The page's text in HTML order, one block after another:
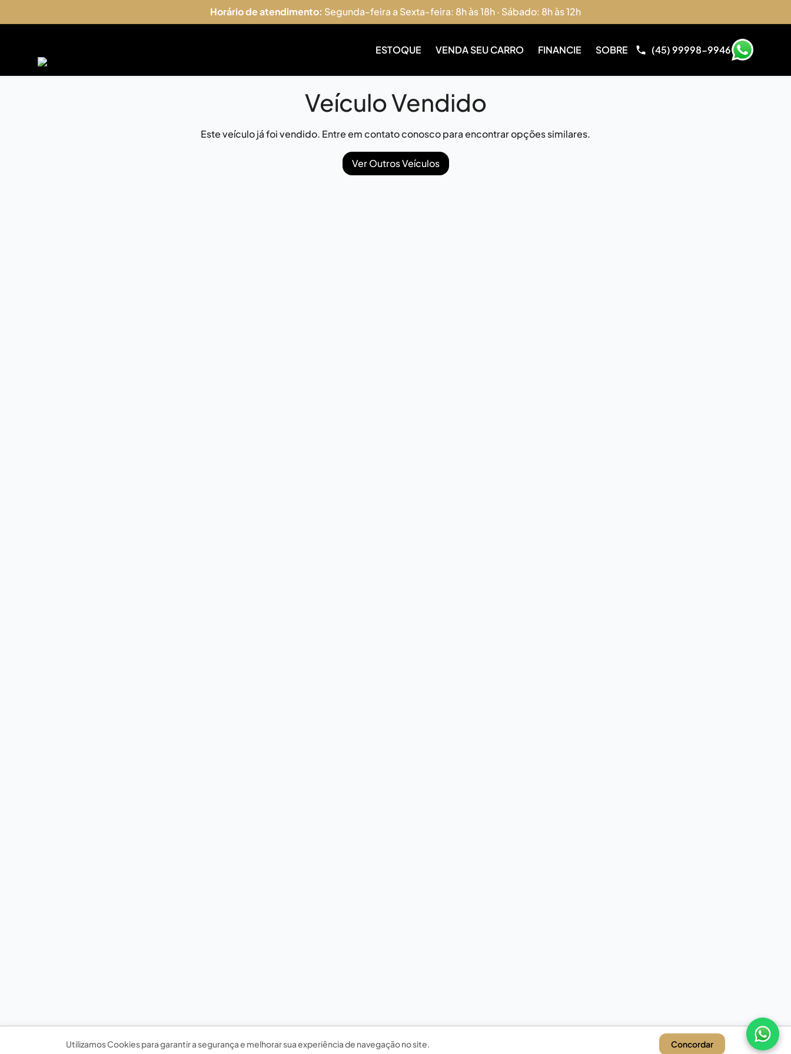
Horário de atendimento: Segunda-feira a Sexta-feira: 8h às 18h · Sábado: 8h às 12h
ESTOQUE VENDA SEU CARRO FINANCIE SOBRE (45) 99998-9946
Veículo Vendido
Este veículo já foi vendido. Entre em contato conosco para encontrar opções similares.
Ver Outros Veículos
Utilizamos Cookies para garantir a segurança e melhorar sua experiência de navegação no site. Concordar